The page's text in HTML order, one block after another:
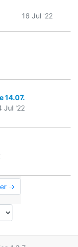
16 Jul '22
14.07.
Jul '22
→